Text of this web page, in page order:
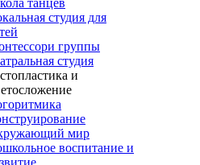
студия для
группы
студия
и
мир
воспитание и